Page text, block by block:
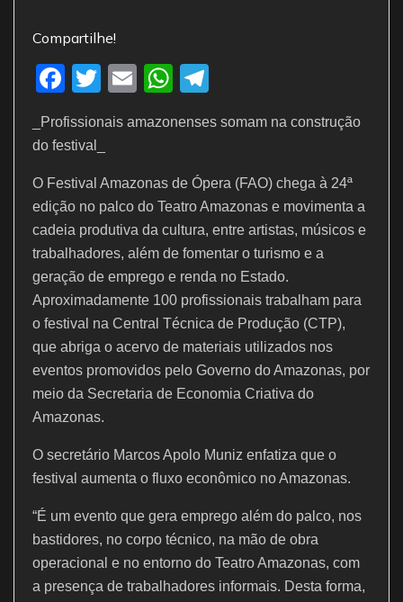
Compartilhe!
F
a
c
b
o
o
k
T
w
itt
er
E
ai
W
at
A
p
p
e
a
m
_Profissionais amazonenses somam na construção
do festival_
O Festival Amazonas de Ópera (FAO) chega à 24ª
edição no palco do Teatro Amazonas e movimenta a
cadeia produtiva da cultura, entre artistas, músicos e
trabalhadores, além de fomentar o turismo e a
geração de emprego e renda no Estado.
Aproximadamente 100 profissionais trabalham para
o festival na Central Técnica de Produção (CTP),
que abriga o acervo de materiais utilizados nos
eventos promovidos pelo Governo do Amazonas, por
meio da Secretaria de Economia Criativa do
Amazonas.
O secretário Marcos Apolo Muniz enfatiza que o
festival aumenta o fluxo econômico no Amazonas.
“É um evento que gera emprego além do palco, nos
bastidores, no corpo técnico, na mão de obra
operacional e no entorno do Teatro Amazonas, com
a presença de trabalhadores informais. Desta forma,